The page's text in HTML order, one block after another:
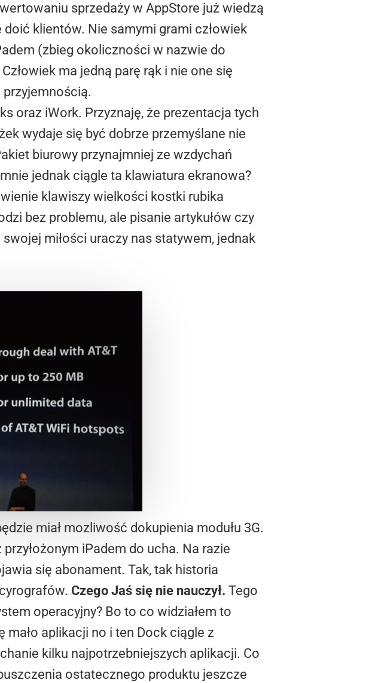
sprzedaży w AppStore już wiedzą
klientów. Nie samymi grami człowiek
(zbieg okoliczności w nazwie do
ma jedną parę rąk i nie one się
oraz iWork. Przyznaję, że prezentacja tych
wydaje się być dobrze przemyślane nie
biurowy przynajmniej ze wzdychań
jednak ciągle ta klawiatura ekranowa?
klawiszy wielkości kostki rubika
bez problemu, ale pisanie artykułów czy
miłości uraczy nas statywem, jednak
miał mozliwość dokupienia modułu 3G.
iPadem do ucha. Na razie
się abonament. Tak, tak historia
Czego Jaś się nie nauczył. Tego
operacyjny? Bo to co widziałem to
mało aplikacji no i ten Dock ciągle z
kilku najpotrzebniejszych aplikacji. Co
ostatecznego produktu jeszcze